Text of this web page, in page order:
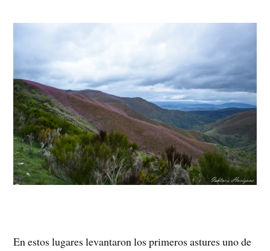
En estos lugares levantaron los primeros astures uno de